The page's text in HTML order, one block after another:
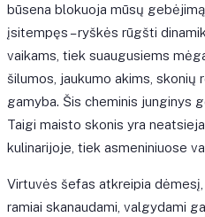
būsena blokuoja mūsų
įsitempęs – ryškės rūgšti
vaikams, tiek suaugusiems
šilumos, jaukumo akims, skonių
gamyba. Šis cheminis junginys
Taigi maisto skonis yra
kulinarijoje, tiek asmeniniuose
Virtuvės šefas atkreipia
ramiai skanaudami, valgydami